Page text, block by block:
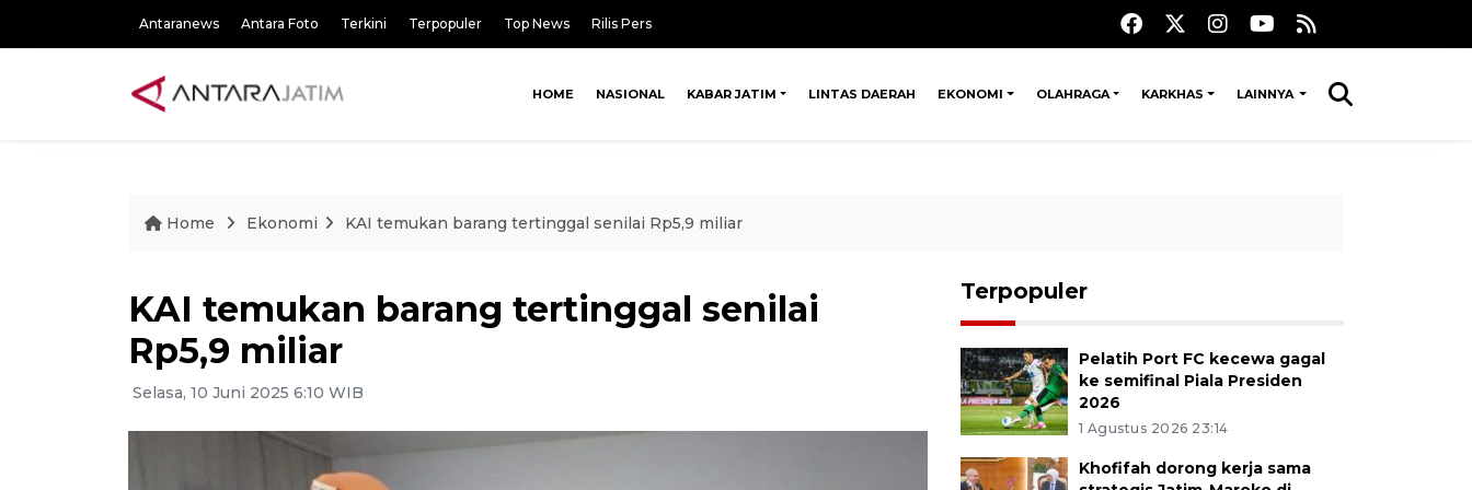
Antaranews Antara Foto Terkini Terpopuler Top News Rilis Pers
HOME NASIONAL KABAR JATIM LINTAS DAERAH EKONOMI OLAHRAGA KARKHAS LAINNYA
Home Ekonomi KAI temukan barang tertinggal senilai Rp5,9 miliar
KAI temukan barang tertinggal senilai
Rp5,9 miliar
Selasa, 10 Juni 2025 6:10 WIB
Terpopuler
Pelatih Port FC kecewa gagal
ke semifinal Piala Presiden
2026
1 Agustus 2026 23:14
Khofifah dorong kerja sama